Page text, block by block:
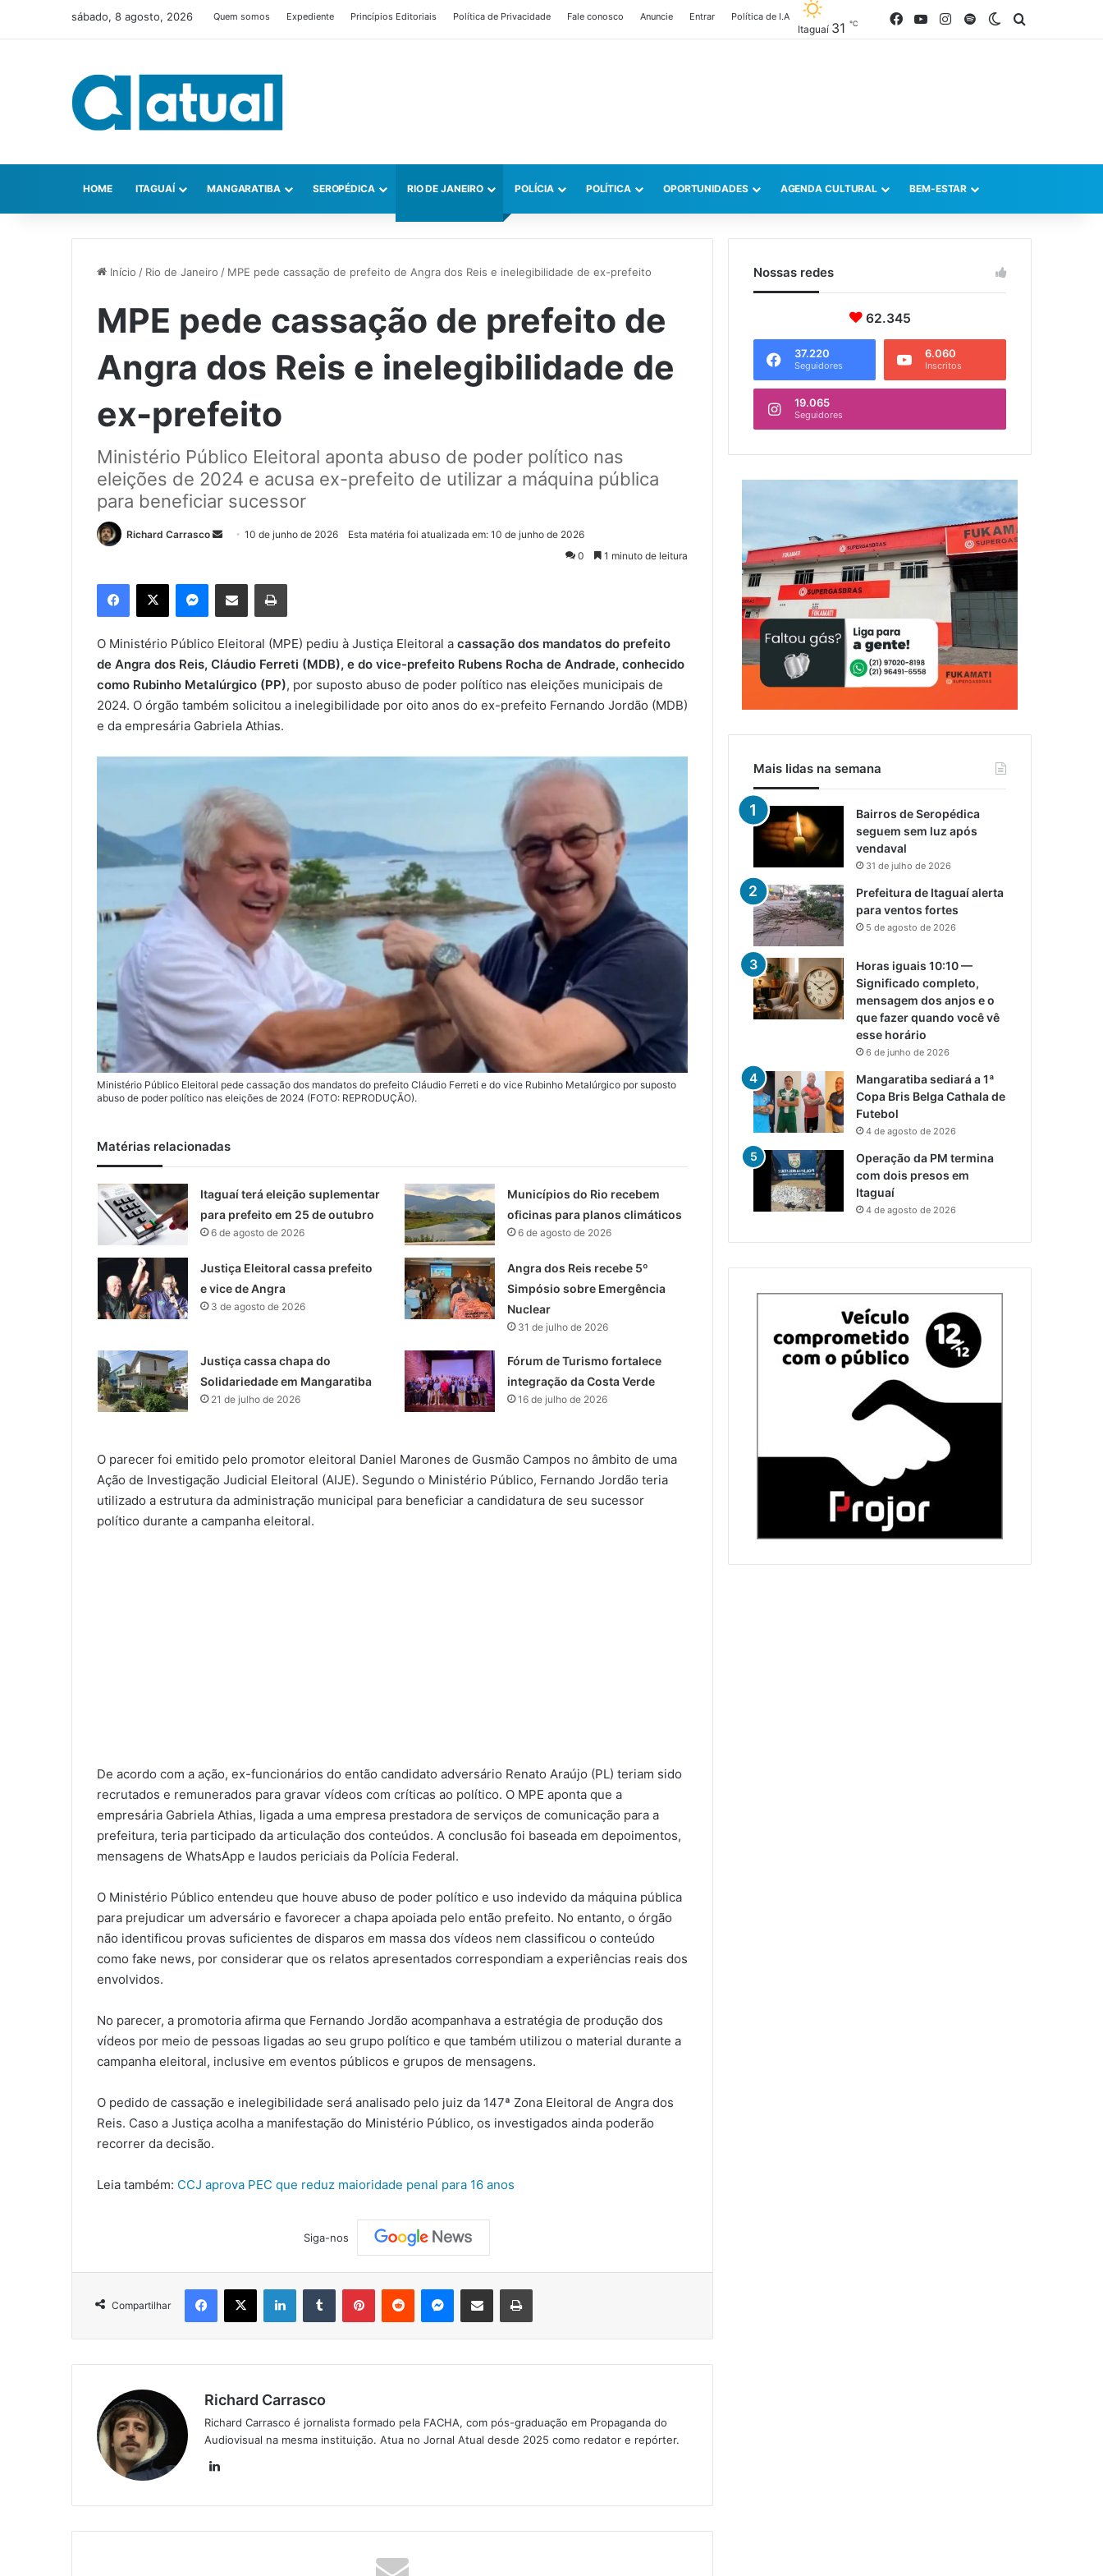
sábado, 8 agosto, 2026 Quem somos Expediente Princípios Editoriais Política de Privacidade Fale conosco Anuncie Entrar Política de I.A
Itaguaí 31 ℃ FacebookYouTubeInstagram
SpotifySwitch skin
HOME ITAGUAÍ MANGARATIBA SEROPÉDICA RIO DE JANEIRO POLÍCIA POLÍTICA OPORTUNIDADES AGENDA CULTURAL BEM-ESTAR
Início / Rio de Janeiro / MPE pede cassação de prefeito de Angra dos Reis e inelegibilidade de ex-prefeito
MPE pede cassação de prefeito de
Angra dos Reis e inelegibilidade de
ex-prefeito
Ministério Público Eleitoral aponta abuso de poder político nas
eleições de 2024 e acusa ex-prefeito de utilizar a máquina pública
para beneficiar sucessor
Richard Carrasco
d
e
-
m
a
10 de junho de 2026
Esta matéria foi atualizada em: 10 de junho de 2026
0
1 minuto de leitura
O Ministério Público Eleitoral (MPE) pediu à Justiça Eleitoral a cassação dos mandatos do prefeito
de Angra dos Reis, Cláudio Ferreti (MDB), e do vice-prefeito Rubens Rocha de Andrade, conhecido
como Rubinho Metalúrgico (PP), por suposto abuso de poder político nas eleições municipais de
2024. O órgão também solicitou a inelegibilidade por oito anos do ex-prefeito Fernando Jordão (MDB)
e da empresária Gabriela Athias.
Ministério Público Eleitoral pede cassação dos mandatos do prefeito Cláudio Ferreti e do vice Rubinho Metalúrgico por suposto
abuso de poder político nas eleições de 2024 (FOTO: REPRODUÇÃO).
Matérias relacionadas
Itaguaí terá eleição suplementar
para prefeito em 25 de outubro
6 de agosto de 2026
Municípios do Rio recebem
oficinas para planos climáticos
6 de agosto de 2026
Justiça Eleitoral cassa prefeito
e vice de Angra
3 de agosto de 2026
Angra dos Reis recebe 5º
Simpósio sobre Emergência
Nuclear
31 de julho de 2026
Justiça cassa chapa do
Solidariedade em Mangaratiba
21 de julho de 2026
Fórum de Turismo fortalece
integração da Costa Verde
16 de julho de 2026
O parecer foi emitido pelo promotor eleitoral Daniel Marones de Gusmão Campos no âmbito de uma
Ação de Investigação Judicial Eleitoral (AIJE). Segundo o Ministério Público, Fernando Jordão teria
utilizado a estrutura da administração municipal para beneficiar a candidatura de seu sucessor
político durante a campanha eleitoral.
De acordo com a ação, ex-funcionários do então candidato adversário Renato Araújo (PL) teriam sido
recrutados e remunerados para gravar vídeos com críticas ao político. O MPE aponta que a
empresária Gabriela Athias, ligada a uma empresa prestadora de serviços de comunicação para a
prefeitura, teria participado da articulação dos conteúdos. A conclusão foi baseada em depoimentos,
mensagens de WhatsApp e laudos periciais da Polícia Federal.
O Ministério Público entendeu que houve abuso de poder político e uso indevido da máquina pública
para prejudicar um adversário e favorecer a chapa apoiada pelo então prefeito. No entanto, o órgão
não identificou provas suficientes de disparos em massa dos vídeos nem classificou o conteúdo
como fake news, por considerar que os relatos apresentados correspondiam a experiências reais dos
envolvidos.
No parecer, a promotoria afirma que Fernando Jordão acompanhava a estratégia de produção dos
vídeos por meio de pessoas ligadas ao seu grupo político e que também utilizou o material durante a
campanha eleitoral, inclusive em eventos públicos e grupos de mensagens.
O pedido de cassação e inelegibilidade será analisado pelo juiz da 147ª Zona Eleitoral de Angra dos
Reis. Caso a Justiça acolha a manifestação do Ministério Público, os investigados ainda poderão
recorrer da decisão.
Leia também: CCJ aprova PEC que reduz maioridade penal para 16 anos
Siga-nos
Compartilhar
Richard Carrasco
Richard Carrasco é jornalista formado pela FACHA, com pós-graduação em Propaganda do
Audiovisual na mesma instituição. Atua no Jornal Atual desde 2025 como redator e repórter.
din
Nossas redes
62.345
37.220
Seguidores
6.060
Inscritos
19.065
Seguidores
Mais lidas na semana
Bairros de Seropédica
seguem sem luz após
vendaval
31 de julho de 2026
Prefeitura de Itaguaí alerta
para ventos fortes
5 de agosto de 2026
Horas iguais 10:10 —
Significado completo,
mensagem dos anjos e o
que fazer quando você vê
esse horário
6 de junho de 2026
Mangaratiba sediará a 1ª
Copa Bris Belga Cathala de
Futebol
4 de agosto de 2026
Operação da PM termina
com dois presos em
Itaguaí
4 de agosto de 2026